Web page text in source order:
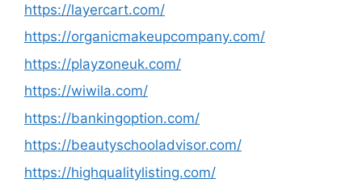
https://layercart.com/
https://organicmakeupcompany.com/
https://playzoneuk.com/
https://wiwila.com/
https://bankingoption.com/
https://beautyschooladvisor.com/
https://highqualitylisting.com/